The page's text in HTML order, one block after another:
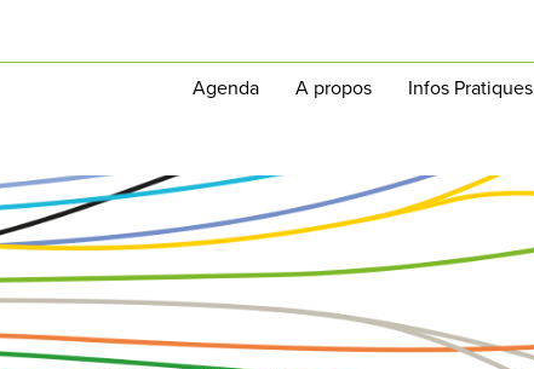
Agenda A propos Infos Pratiques